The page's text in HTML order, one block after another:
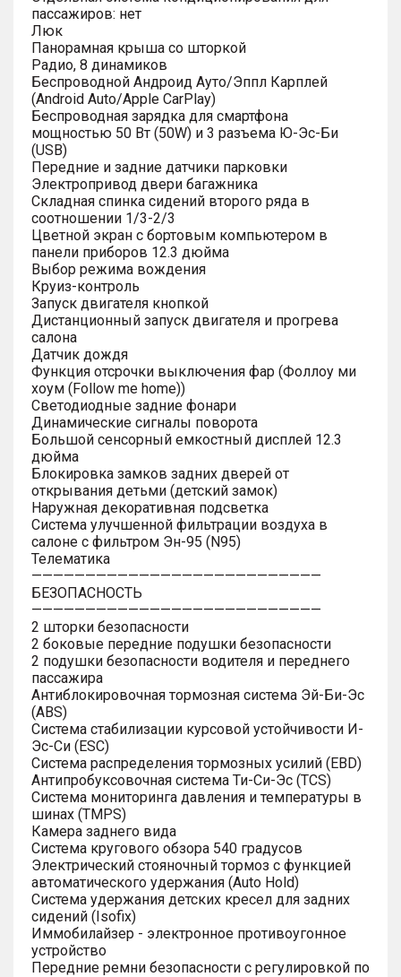
пассажиров: нет
Люк
Панорамная крыша со шторкой
Радио, 8 динамиков
Беспроводной Андроид Ауто/Эппл Карплей
(Android Auto/Apple CarPlay)
Беспроводная зарядка для смартфона
мощностью 50 Вт (50W) и 3 разъема Ю-Эс-Би
(USB)
Передние и задние датчики парковки
Электропривод двери багажника
Складная спинка сидений второго ряда в
соотношении 1/3-2/3
Цветной экран с бортовым компьютером в
панели приборов 12.3 дюйма
Выбор режима вождения
Круиз-контроль
Запуск двигателя кнопкой
Дистанционный запуск двигателя и прогрева
салона
Датчик дождя
Функция отсрочки выключения фар (Фоллоу ми
хоум (Follow me home))
Светодиодные задние фонари
Динамические сигналы поворота
Большой сенсорный емкостный дисплей 12.3
дюйма
Блокировка замков задних дверей от
открывания детьми (детский замок)
Наружная декоративная подсветка
Система улучшенной фильтрации воздуха в
салоне с фильтром Эн-95 (N95)
Телематика
———————————————————————————
БЕЗОПАСНОСТЬ
———————————————————————————
2 шторки безопасности
2 боковые передние подушки безопасности
2 подушки безопасности водителя и переднего
пассажира
Антиблокировочная тормозная система Эй-Би-Эс
(ABS)
Система стабилизации курсовой устойчивости И-
Эс-Си (ESC)
Система распределения тормозных усилий (EBD)
Антипробуксовочная система Ти-Си-Эс (TCS)
Система мониторинга давления и температуры в
шинах (TMPS)
Камера заднего вида
Система кругового обзора 540 градусов
Электрический стояночный тормоз с функцией
автоматического удержания (Auto Hold)
Система удержания детских кресел для задних
сидений (Isofix)
Иммобилайзер - электронное противоугонное
устройство
Передние ремни безопасности с регулировкой по